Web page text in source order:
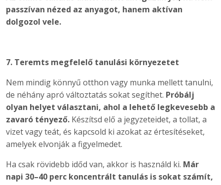
passzívan nézed az anyagot, hanem aktívan
dolgozol vele.
7. Teremts megfelelő tanulási környezetet
Nem mindig könnyű otthon vagy munka mellett tanulni,
de néhány apró változtatás sokat segíthet. Próbálj
olyan helyet választani, ahol a lehető legkevesebb a
zavaró tényező. Készítsd elő a jegyzeteidet, a tollat, a
vizet vagy teát, és kapcsold ki azokat az értesítéseket,
amelyek elvonják a figyelmedet.
Ha csak rövidebb időd van, akkor is használd ki. Már
napi 30–40 perc koncentrált tanulás is sokat számít,